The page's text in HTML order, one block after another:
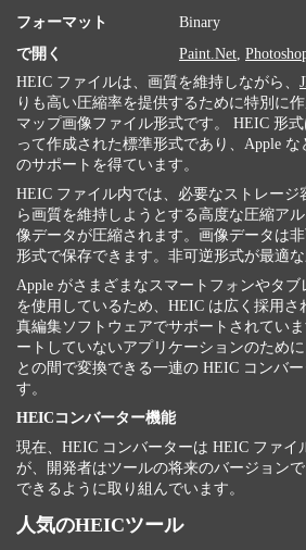
フォーマット
Binary
で開く
Paint.Net,
HEIC ファイルは、画質を維持しながら、
りも高い圧縮率を提供するために特別に
マップ画像ファイル形式です。 HEIC 形
って作成された標準形式であり、Apple
のサポートを得ています。
HEIC ファイル内では、必要なストレージ
ら画質を維持しようとする高度な圧縮ア
像データが圧縮されます。画像データは
形式で保存できます。非可逆形式が最適な
Apple がさまざまなスマートフォンやタ
を使用しているため、HEIC は広く採用さ
真編集ソフトウェアでサポートされてい
ートしていないアプリケーションのため
との間で変換できる一連の HEIC コンバ
す。
HEICコンバーター機能
現在、HEIC コンバーターは HEIC ファイ
が、開発者はツールの将来のバージョン
できるように取り組んでいます。
人気のHEICツール